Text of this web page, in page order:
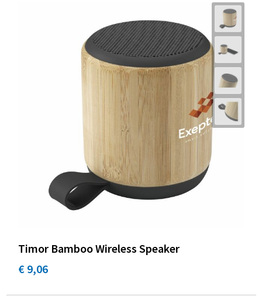
Timor Bamboo Wireless Speaker
€ 9,06